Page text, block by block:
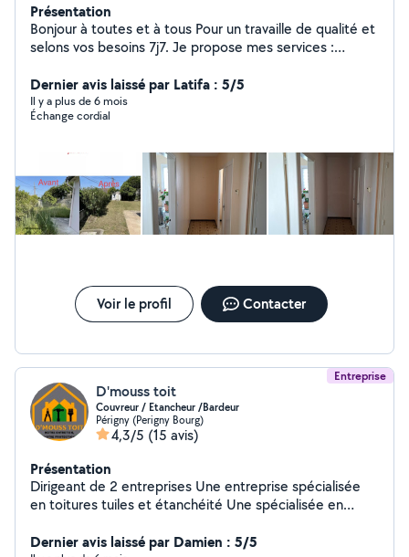
Présentation
Bonjour à toutes et à tous Pour un travaille de qualité et
selons vos besoins 7j7. Je propose mes services :
de haie .Pour plus d'informations ou également un devis
contactez moi aux o6 47 82 43 o4 .
Dernier avis laissé par Latifa : 5/5
Il y a plus de 6 mois
Échange cordial
Voir le profil Contacter
Entreprise
D'mouss toit
Couvreur / Etancheur /Bardeur
Périgny (Perigny Bourg)
4,3/5 (15 avis)
Présentation
Dirigeant de 2 entreprises Une entreprise spécialisée
en toitures tuiles et étanchéité Une spécialisée en
sur nous pour vos travaux ! Nous travaillons avec des
Dernier avis laissé par Damien : 5/5